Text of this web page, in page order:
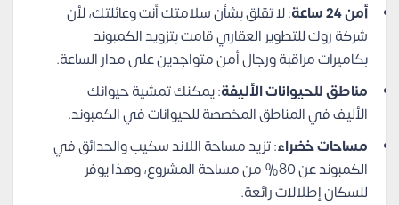
أمن 24 ساعة
: لا تقلق بشأن سلامتك أنت وعائلتك، لأن
شركة روك للتطوير العقاري قامت بتزويد الكمبوند
بكاميرات مراقبة ورجال أمن متواجدين على مدار الساعة.
مناطق للحيوانات الأليفة: يمكنك تمشية حيوانك
الأليف في المناطق المخصصة للحيوانات في الكمبوند.
مساحات خضراء: تزيد مساحة اللاند سكيب والحدائق في
الكمبوند عن 80% من مساحة المشروع، وهذا يوفر
للسكان إطلالات رائعة.